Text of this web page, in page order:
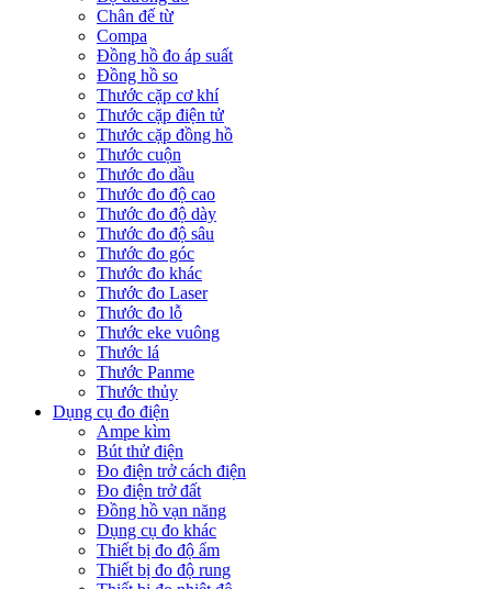
Chân đế từ
Compa
Đồng hồ đo áp suất
Đồng hồ so
Thước cặp cơ khí
Thước cặp điện tử
Thước cặp đồng hồ
Thước cuộn
Thước đo dầu
Thước đo độ cao
Thước đo độ dày
Thước đo độ sâu
Thước đo góc
Thước đo khác
Thước đo Laser
Thước đo lỗ
Thước eke vuông
Thước lá
Thước Panme
Thước thủy
Dụng cụ đo điện
Ampe kìm
Bút thử điện
Đo điện trở cách điện
Đo điện trở đất
Đồng hồ vạn năng
Dụng cụ đo khác
Thiết bị đo độ ẩm
Thiết bị đo độ rung